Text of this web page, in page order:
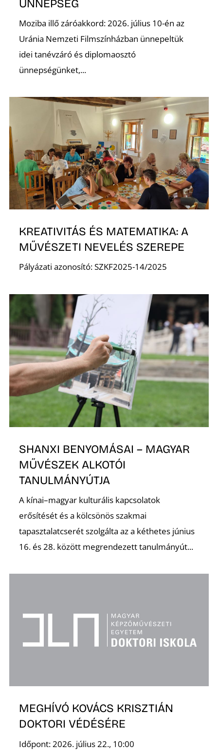
ÜNNEPSÉG
Moziba illő záróakkord: 2026. július 10-én az
Uránia Nemzeti Filmszínházban ünnepeltük
idei tanévzáró és diplomaosztó
ünnepségünket,...
KREATIVITÁS ÉS MATEMATIKA: A
MŰVÉSZETI NEVELÉS SZEREPE
Pályázati azonosító: SZKF2025-14/2025
SHANXI BENYOMÁSAI – MAGYAR
MŰVÉSZEK ALKOTÓI
TANULMÁNYÚTJA
A kínai–magyar kulturális kapcsolatok
erősítését és a kölcsönös szakmai
tapasztalatcserét szolgálta az a kéthetes június
16. és 28. között megrendezett tanulmányút...
MEGHÍVÓ KOVÁCS KRISZTIÁN
DOKTORI VÉDÉSÉRE
Időpont: 2026. július 22., 10:00